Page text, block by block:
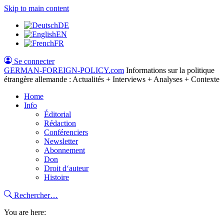
Skip to main content
DE
EN
FR
Se connecter
GERMAN-FOREIGN-POLICY.com Informations sur la politique
étrangère allemande : Actualités + Interviews + Analyses + Contexte
Home
Info
Éditorial
Rédaction
Conférenciers
Newsletter
Abonnement
Don
Droit d‘auteur
Histoire
Rechercher…
You are here: